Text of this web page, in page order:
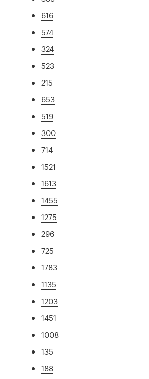
616
574
324
523
215
653
519
300
714
1521
1613
1455
1275
296
725
1783
1135
1203
1451
1008
135
188